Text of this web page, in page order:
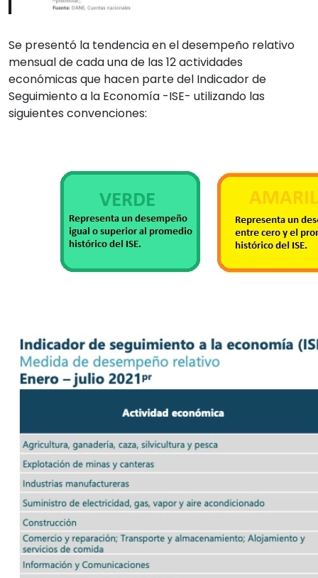
Se presentó la tendencia en el desempeño relativo
mensual de cada una de las 12 actividades
económicas que hacen parte del Indicador de
Seguimiento a la Economía -ISE- utilizando las
siguientes convenciones: